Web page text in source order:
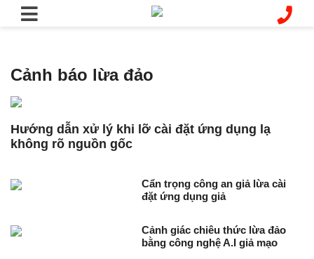
Cảnh báo lừa đảo
Hướng dẫn xử lý khi lỡ cài đặt ứng dụng lạ
không rõ nguồn gốc
Cẩn trọng công an giả lừa cài
đặt ứng dụng giả
Cảnh giác chiêu thức lừa đảo
bằng công nghệ A.I giả mạo